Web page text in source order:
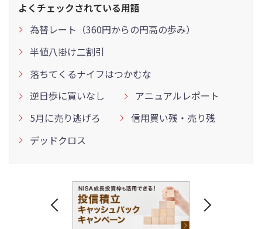
よくチェックされている用語
為替レート（360円からの円高の歩み）
半値八掛け二割引
落ちてくるナイフはつかむな
逆日歩に買いなし
アニュアルレポート
5月に売り逃げろ
信用買い残・売り残
デッドクロス